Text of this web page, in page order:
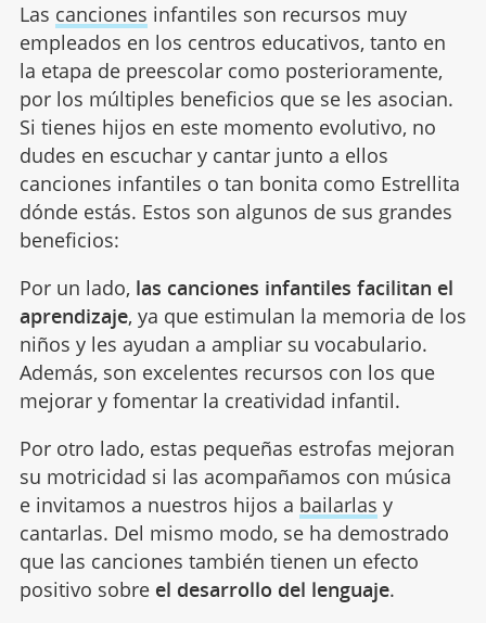
Las canciones infantiles son recursos muy
empleados en los centros educativos, tanto en
la etapa de preescolar como posterioramente,
por los múltiples beneficios que se les asocian.
Si tienes hijos en este momento evolutivo, no
dudes en escuchar y cantar junto a ellos
canciones infantiles o tan bonita como Estrellita
dónde estás. Estos son algunos de sus grandes
beneficios:
Por un lado, las canciones infantiles facilitan el
aprendizaje, ya que estimulan la memoria de los
niños y les ayudan a ampliar su vocabulario.
Además, son excelentes recursos con los que
mejorar y fomentar la creatividad infantil.
Por otro lado, estas pequeñas estrofas mejoran
su motricidad si las acompañamos con música
e invitamos a nuestros hijos a bailarlas y
cantarlas. Del mismo modo, se ha demostrado
que las canciones también tienen un efecto
positivo sobre el desarrollo del lenguaje.